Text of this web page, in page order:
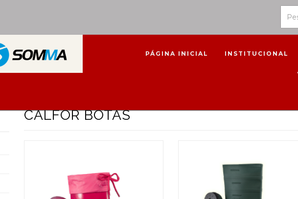
PÁGINA INICIAL INSTITUCIONAL
CALFOR BOTAS